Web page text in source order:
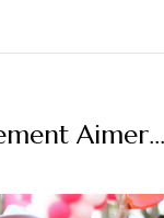
Aimer...